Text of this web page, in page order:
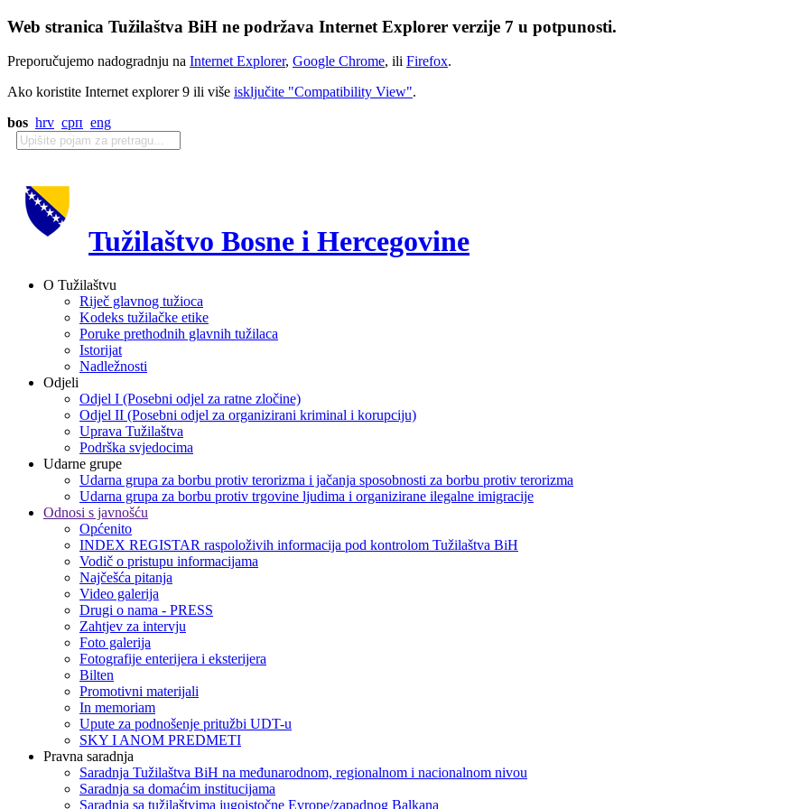
Web stranica Tužilaštva BiH ne podržava Internet Explorer verzije 7 u potpunosti.
Preporučujemo nadogradnju na Internet Explorer, Google Chrome, ili Firefox.
Ako koristite Internet explorer 9 ili više isključite "Compatibility View".
bos hrv срп eng
Tužilaštvo Bosne i Hercegovine
O Tužilaštvu
Riječ glavnog tužioca
Kodeks tužilačke etike
Poruke prethodnih glavnih tužilaca
Istorijat
Nadležnosti
Odjeli
Odjel I (Posebni odjel za ratne zločine)
Odjel II (Posebni odjel za organizirani kriminal i korupciju)
Uprava Tužilaštva
Podrška svjedocima
Udarne grupe
Udarna grupa za borbu protiv terorizma i jačanja sposobnosti za borbu protiv terorizma
Udarna grupa za borbu protiv trgovine ljudima i organizirane ilegalne imigracije
Odnosi s javnošću
Općenito
INDEX REGISTAR raspoloživih informacija pod kontrolom Tužilaštva BiH
Vodič o pristupu informacijama
Najčešća pitanja
Video galerija
Drugi o nama - PRESS
Zahtjev za intervju
Foto galerija
Fotografije enterijera i eksterijera
Bilten
Promotivni materijali
In memoriam
Upute za podnošenje pritužbi UDT-u
SKY I ANOM PREDMETI
Pravna saradnja
Saradnja Tužilaštva BiH na međunarodnom, regionalnom i nacionalnom nivou
Saradnja sa domaćim institucijama
Saradnja sa tužilaštvima jugoistočne Evrope/zapadnog Balkana